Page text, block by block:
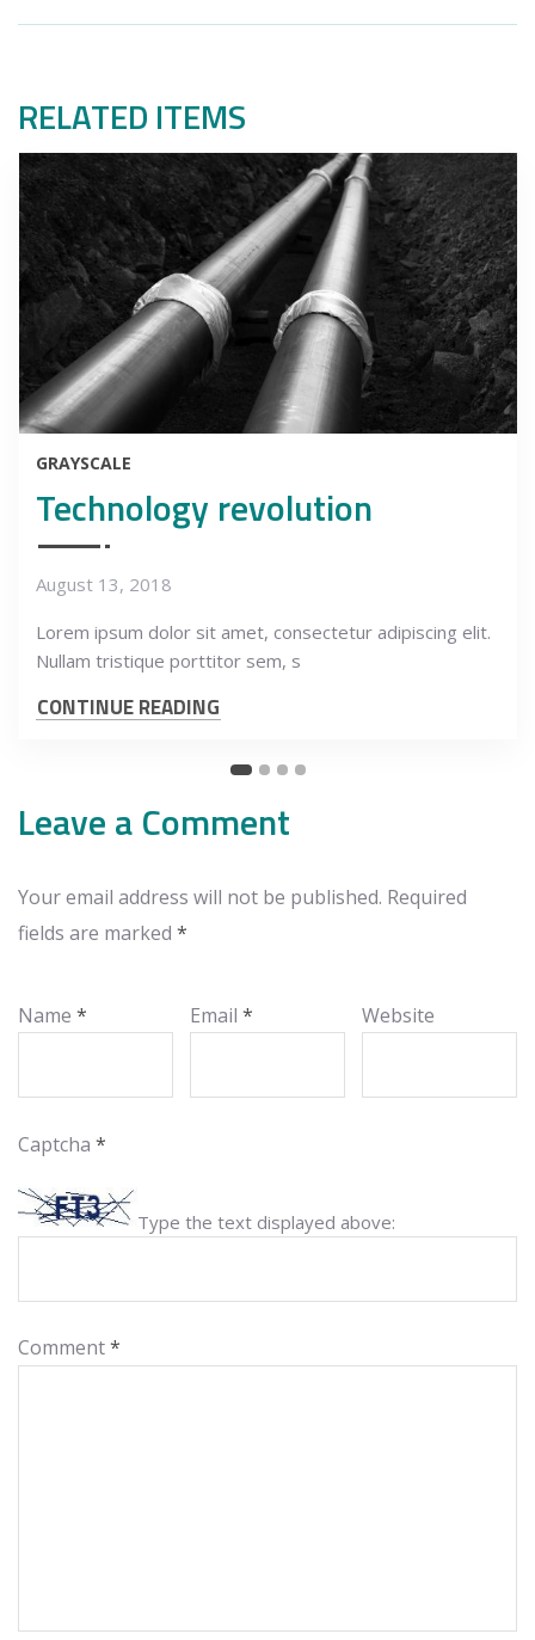
RELATED ITEMS
GRAYSCALE
Technology revolution
August 13, 2018
Lorem ipsum dolor sit amet, consectetur adipiscing elit.
Nullam tristique porttitor sem, s
CONTINUE READING
Leave a Comment
Your email address will not be published. Required
fields are marked *
Name * Email* Website
Captcha *
Type the text displayed above:
Comment*